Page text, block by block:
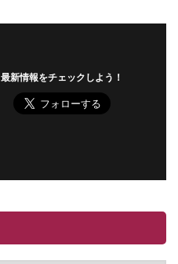
最新情報をチェックしよう！